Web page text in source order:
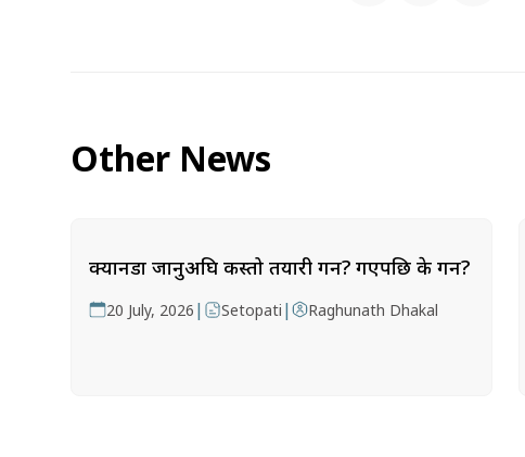
Other News
क्यानडा जानुअघि कस्तो तयारी गर्ने? गएपछि के गर्ने?
20 July, 2026 | Setopati | Raghunath Dhakal